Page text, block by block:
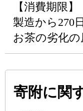
【消費期限】
製造から270日
お茶の劣化
寄附に関